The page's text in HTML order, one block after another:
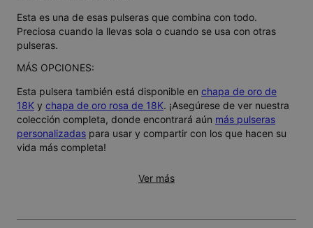
Ver más
Esta es una de esas pulseras que combina con todo.
Preciosa cuando la llevas sola o cuando se usa con otras
pulseras.
MÁS OPCIONES:
Esta pulsera también está disponible en chapa de oro de
18K y chapa de oro rosa de 18K. ¡Asegúrese de ver nuestra
colección completa, donde encontrará aún más pulseras
personalizadas para usar y compartir con los que hacen su
vida más completa!